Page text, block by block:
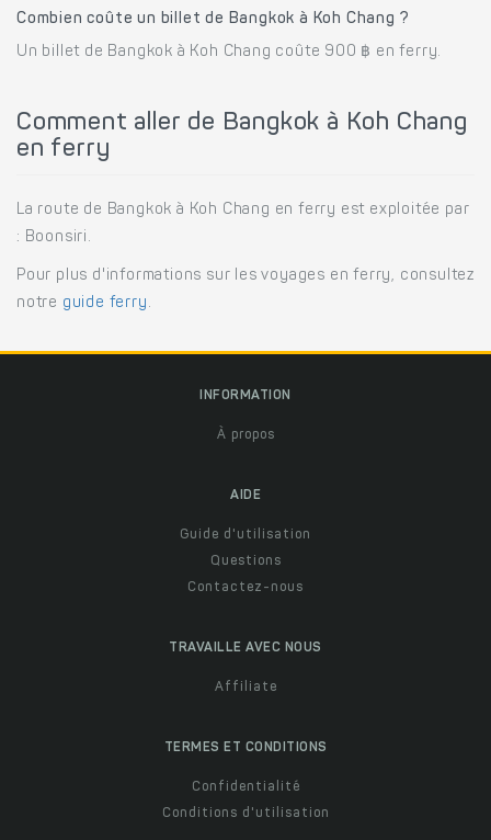
Combien coûte un billet de Bangkok à Koh Chang ?
Un billet de Bangkok à Koh Chang coûte 900 ฿ en ferry.
Comment aller de Bangkok à Koh Chang
en ferry
La route de Bangkok à Koh Chang en ferry est exploitée par
: Boonsiri.
Pour plus d'informations sur les voyages en ferry, consultez
notre guide ferry .
INFORMATION
À propos
AIDE
Guide d'utilisation
Questions
Contactez-nous
TRAVAILLE AVEC NOUS
Affiliate
TERMES ET CONDITIONS
Confidentialité
Conditions d'utilisation